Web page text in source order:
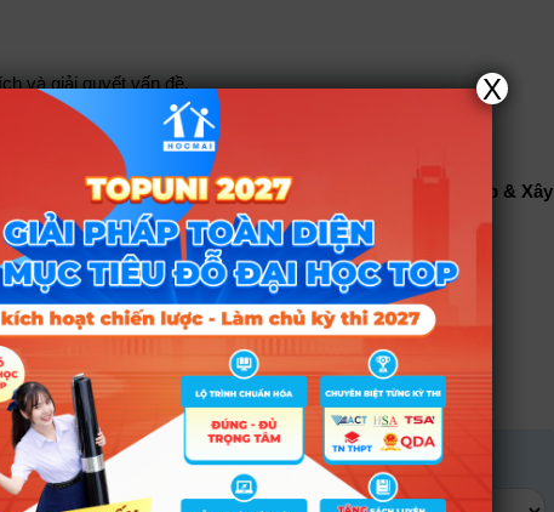
và giải quyết vấn đề.
sinh học.
học & Công nghệ thông tin, Nhóm Kỹ thuật, Công nghiệp & Xây
X